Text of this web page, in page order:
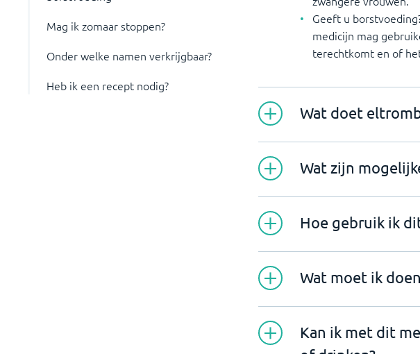
Mag ik zomaar stoppen?
Onder welke namen verkrijgbaar?
Heb ik een recept nodig?
Geeft u
medicijn mag
terechtkomt en of
Wat doet
Wat zijn
Hoe gebruik ik
Wat moet ik
Kan ik met dit